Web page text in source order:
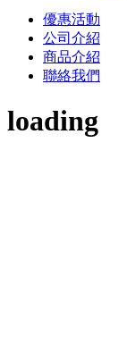
優惠活動
公司介紹
商品介紹
聯絡我們
loading